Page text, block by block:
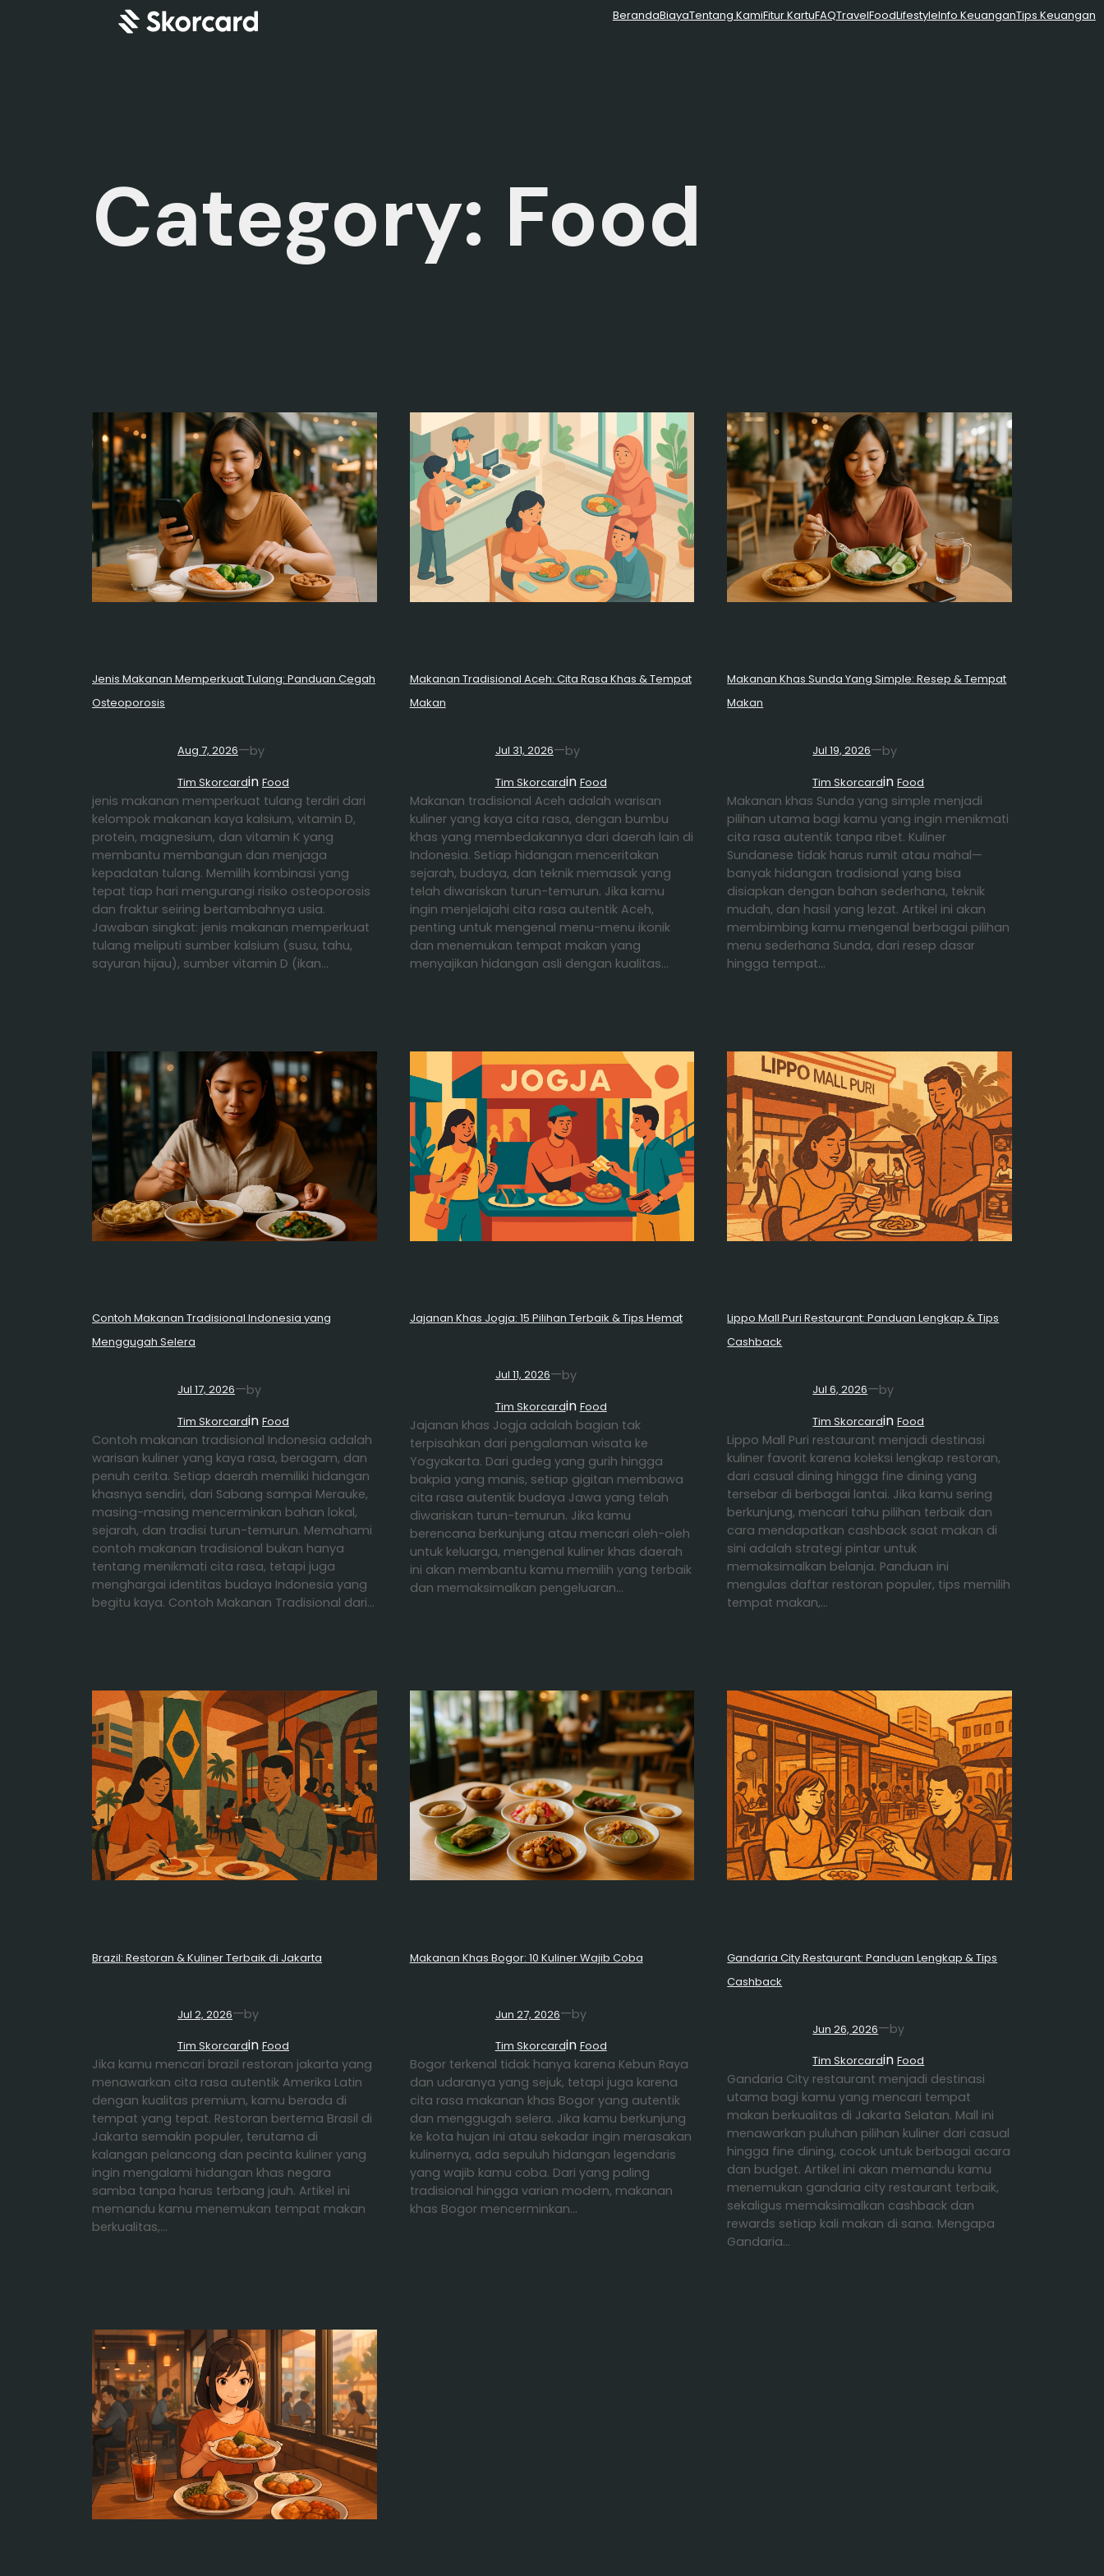
BerandaBiayaTentang KamiFitur KartuFAQTravelFoodLifestyleInfo KeuanganTips Keuangan
Category: Food
Jenis Makanan Memperkuat Tulang: Panduan Cegah
Osteoporosis
Aug 7, 2026—by
Tim Skorcardin Food
jenis makanan memperkuat tulang terdiri dari
kelompok makanan kaya kalsium, vitamin D,
protein, magnesium, dan vitamin K yang
membantu membangun dan menjaga
kepadatan tulang. Memilih kombinasi yang
tepat tiap hari mengurangi risiko osteoporosis
dan fraktur seiring bertambahnya usia.
Jawaban singkat: jenis makanan memperkuat
tulang meliputi sumber kalsium (susu, tahu,
sayuran hijau), sumber vitamin D (ikan…
Makanan Tradisional Aceh: Cita Rasa Khas & Tempat
Makan
Jul 31, 2026—by
Tim Skorcardin Food
Makanan tradisional Aceh adalah warisan
kuliner yang kaya cita rasa, dengan bumbu
khas yang membedakannya dari daerah lain di
Indonesia. Setiap hidangan menceritakan
sejarah, budaya, dan teknik memasak yang
telah diwariskan turun-temurun. Jika kamu
ingin menjelajahi cita rasa autentik Aceh,
penting untuk mengenal menu-menu ikonik
dan menemukan tempat makan yang
menyajikan hidangan asli dengan kualitas…
Makanan Khas Sunda Yang Simple: Resep & Tempat
Makan
Jul 19, 2026—by
Tim SkorcardinFood
Makanan khas Sunda yang simple menjadi
pilihan utama bagi kamu yang ingin menikmati
cita rasa autentik tanpa ribet. Kuliner
Sundanese tidak harus rumit atau mahal—
banyak hidangan tradisional yang bisa
disiapkan dengan bahan sederhana, teknik
mudah, dan hasil yang lezat. Artikel ini akan
membimbing kamu mengenal berbagai pilihan
menu sederhana Sunda, dari resep dasar
hingga tempat…
Contoh Makanan Tradisional Indonesia yang
Menggugah Selera
Jul 17, 2026—by
Tim Skorcardin Food
Contoh makanan tradisional Indonesia adalah
warisan kuliner yang kaya rasa, beragam, dan
penuh cerita. Setiap daerah memiliki hidangan
khasnya sendiri, dari Sabang sampai Merauke,
masing-masing mencerminkan bahan lokal,
sejarah, dan tradisi turun-temurun. Memahami
contoh makanan tradisional bukan hanya
tentang menikmati cita rasa, tetapi juga
menghargai identitas budaya Indonesia yang
begitu kaya. Contoh Makanan Tradisional dari…
Jajanan Khas Jogja: 15 Pilihan Terbaik & Tips Hemat
Jul 11, 2026—by
Tim Skorcardin Food
Jajanan khas Jogja adalah bagian tak
terpisahkan dari pengalaman wisata ke
Yogyakarta. Dari gudeg yang gurih hingga
bakpia yang manis, setiap gigitan membawa
cita rasa autentik budaya Jawa yang telah
diwariskan turun-temurun. Jika kamu
berencana berkunjung atau mencari oleh-oleh
untuk keluarga, mengenal kuliner khas daerah
ini akan membantu kamu memilih yang terbaik
dan memaksimalkan pengeluaran…
Lippo Mall Puri Restaurant: Panduan Lengkap & Tips
Cashback
Jul 6, 2026—by
Tim SkorcardinFood
Lippo Mall Puri restaurant menjadi destinasi
kuliner favorit karena koleksi lengkap restoran,
dari casual dining hingga fine dining yang
tersebar di berbagai lantai. Jika kamu sering
berkunjung, mencari tahu pilihan terbaik dan
cara mendapatkan cashback saat makan di
sini adalah strategi pintar untuk
memaksimalkan belanja. Panduan ini
mengulas daftar restoran populer, tips memilih
tempat makan,…
Brazil: Restoran & Kuliner Terbaik di Jakarta
Jul 2, 2026—by
Tim Skorcardin Food
Jika kamu mencari brazil restoran jakarta yang
menawarkan cita rasa autentik Amerika Latin
dengan kualitas premium, kamu berada di
tempat yang tepat. Restoran bertema Brasil di
Jakarta semakin populer, terutama di
kalangan pelancong dan pecinta kuliner yang
ingin mengalami hidangan khas negara
samba tanpa harus terbang jauh. Artikel ini
memandu kamu menemukan tempat makan
berkualitas,…
Makanan Khas Bogor: 10 Kuliner Wajib Coba
Jun 27, 2026—by
Tim Skorcardin Food
Bogor terkenal tidak hanya karena Kebun Raya
dan udaranya yang sejuk, tetapi juga karena
cita rasa makanan khas Bogor yang autentik
dan menggugah selera. Jika kamu berkunjung
ke kota hujan ini atau sekadar ingin merasakan
kulinernya, ada sepuluh hidangan legendaris
yang wajib kamu coba. Dari yang paling
tradisional hingga varian modern, makanan
khas Bogor mencerminkan…
Gandaria City Restaurant: Panduan Lengkap & Tips
Cashback
Jun 26, 2026—by
Tim SkorcardinFood
Gandaria City restaurant menjadi destinasi
utama bagi kamu yang mencari tempat
makan berkualitas di Jakarta Selatan. Mall ini
menawarkan puluhan pilihan kuliner dari casual
hingga fine dining, cocok untuk berbagai acara
dan budget. Artikel ini akan memandu kamu
menemukan gandaria city restaurant terbaik,
sekaligus memaksimalkan cashback dan
rewards setiap kali makan di sana. Mengapa
Gandaria…